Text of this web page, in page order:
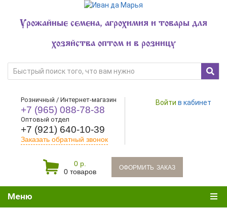
Урожайные семена, агрохимия и товары для
хозяйства оптом и в розницу
Розничный / Интернет-магазин
+7 (965) 088-78-38
Оптовый отдел
+7 (921) 640-10-39
Заказать обратный звонок
Войти в кабинет
oформить заказ
0 р.
0 товаров
Меню